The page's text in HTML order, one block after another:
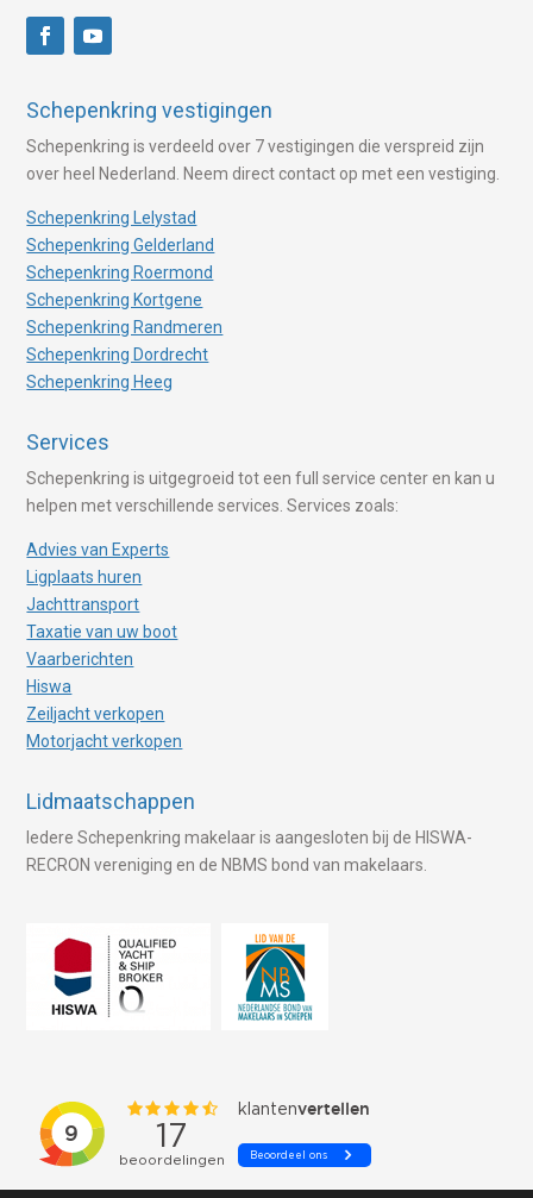
Schepenkring vestigingen
Schepenkring is verdeeld over 7 vestigingen die verspreid zijn
over heel Nederland. Neem direct contact op met een vestiging.
Schepenkring Lelystad
Schepenkring Gelderland
Schepenkring Roermond
Schepenkring Kortgene
Schepenkring Randmeren
Schepenkring Dordrecht
Schepenkring Heeg
Services
Schepenkring is uitgegroeid tot een full service center en kan u
helpen met verschillende services. Services zoals:
Advies van Experts
Ligplaats huren
Jachttransport
Taxatie van uw boot
Vaarberichten
Hiswa
Zeiljacht verkopen
Motorjacht verkopen
Lidmaatschappen
Iedere Schepenkring makelaar is aangesloten bij de HISWA-
RECRON vereniging en de NBMS bond van makelaars.